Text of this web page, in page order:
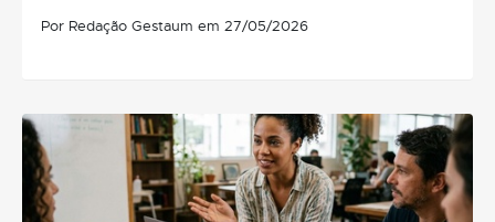
Por Redação Gestaum em 27/05/2026